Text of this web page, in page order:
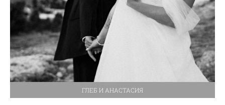
ГЛЕБ И АНАСТАСИЯ